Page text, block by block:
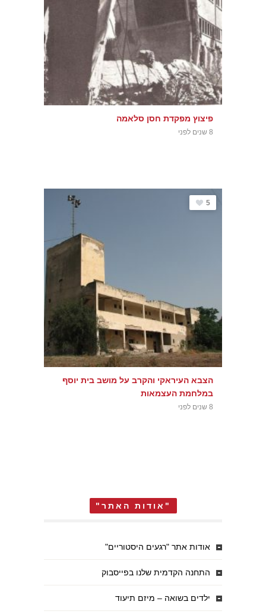
פיצוץ מפקדת חסן סלאמה
8 שנים לפני
5
הצבא העיראקי והקרב על מושב בית יוסף
במלחמת העצמאות
8 שנים לפני
"אודות האתר"
אודות אתר "רגעים היסטוריים"
התחנה הקדמית שלנו בפייסבוק
ילדים בשואה – מיזם תיעוד